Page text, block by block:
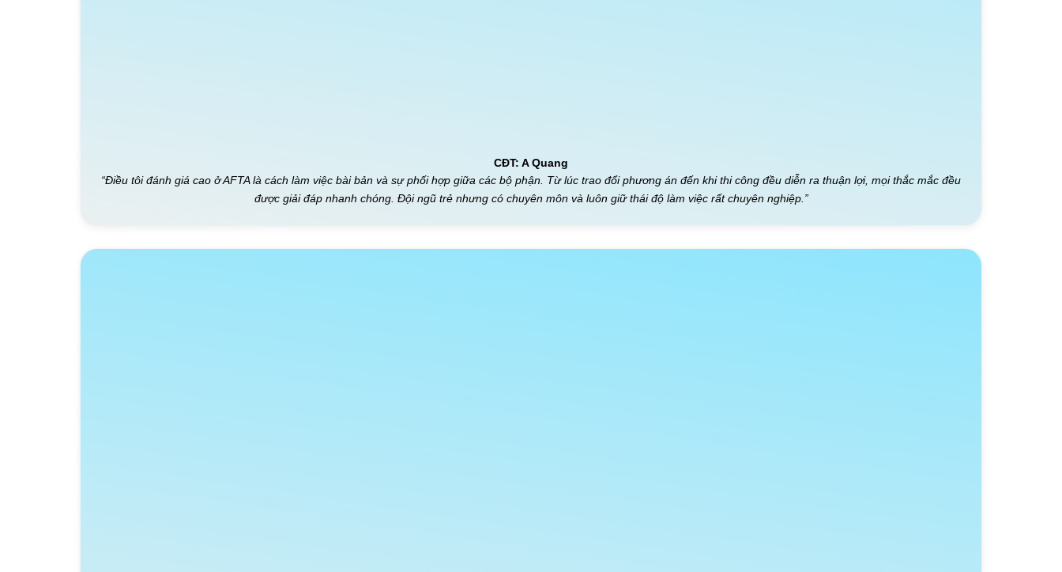
CĐT: A Quang
“Điều tôi đánh giá cao ở AFTA là cách làm việc bài bản và sự phối hợp giữa các bộ phận. Từ lúc trao đổi phương án đến khi thi công đều diễn ra thuận lợi, mọi thắc mắc đều
được giải đáp nhanh chóng. Đội ngũ trẻ nhưng có chuyên môn và luôn giữ thái độ làm việc rất chuyên nghiệp.”